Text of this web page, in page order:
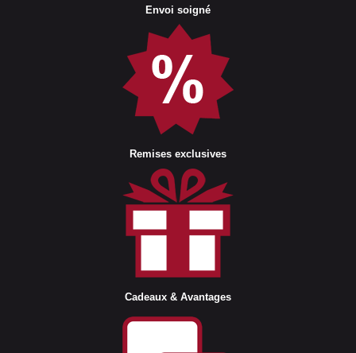
Envoi soigné
Remises exclusives
Cadeaux & Avantages